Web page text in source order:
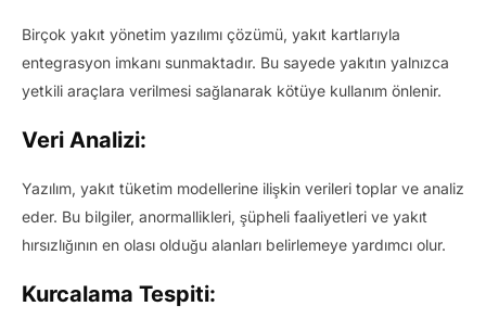
Birçok yakıt yönetim yazılımı çözümü, yakıt kartlarıyla
entegrasyon imkanı sunmaktadır. Bu sayede yakıtın yalnızca
yetkili araçlara verilmesi sağlanarak kötüye kullanım önlenir.
Veri Analizi:
Yazılım, yakıt tüketim modellerine ilişkin verileri toplar ve analiz
eder. Bu bilgiler, anormallikleri, şüpheli faaliyetleri ve yakıt
hırsızlığının en olası olduğu alanları belirlemeye yardımcı olur.
Kurcalama Tespiti: